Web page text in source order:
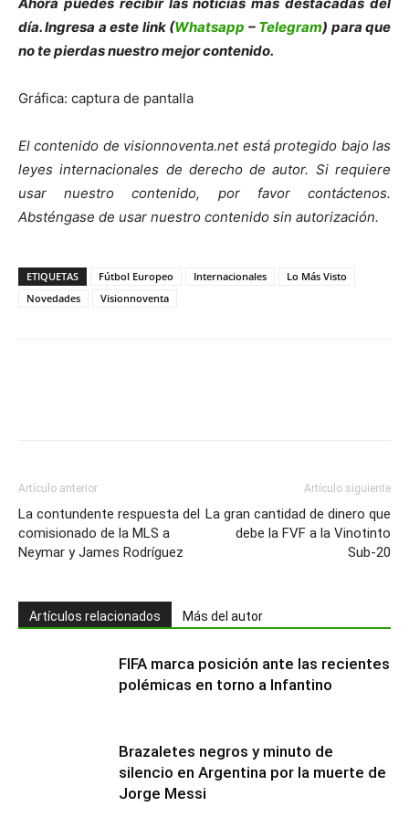
día. Ingresa a este link (Whatsapp – Telegram) para que
no te pierdas nuestro mejor contenido.
Gráfica: captura de pantalla
El contenido de visionnoventa.net está protegido bajo las
leyes internacionales de derecho de autor. Si requiere
usar nuestro contenido, por favor contáctenos.
Absténgase de usar nuestro contenido sin autorización.
ETIQUETAS Fútbol Europeo Internacionales
Lo Más Visto
Novedades
Visionnoventa
Artículo anterior
La contundente respuesta del
comisionado de la MLS a
Neymar y James Rodríguez
Artículo siguiente
La gran cantidad de dinero que
debe la FVF a la Vinotinto
Sub-20
Artículos relacionados Más del autor
FIFA marca posición ante las recientes
polémicas en torno a Infantino
Brazaletes negros y minuto de
silencio en Argentina por la muerte de
Jorge Messi